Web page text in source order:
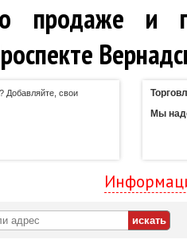
продаже и
Добавляйте, свои
Мы